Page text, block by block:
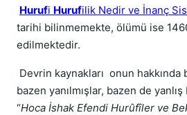
Hurufi Hurufilik Nedir ve İnanç
tarihi bilinmemekte, ölümü ise
edilmektedir.
Devrin kaynakları onun
bazen yanılmışlar, bazen de
“Hoca İshak Efendi Hurûfîler ve